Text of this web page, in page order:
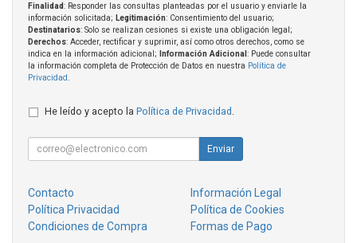
Finalidad: Responder las consultas planteadas por el usuario y enviarle la
información solicitada; Legitimación: Consentimiento del usuario;
Destinatarios: Solo se realizan cesiones si existe una obligación legal;
Derechos: Acceder, rectificar y suprimir, así como otros derechos, como se
indica en la información adicional;
Información Adicional : Puede consultar
la información completa de Protección de Datos en nuestra Política de
Privacidad
He leído y acepto la Política de Privacidad
Enviar
Contacto
Información Legal
Política Privacidad
Política de Cookies
Condiciones de Compra
Formas de Pago